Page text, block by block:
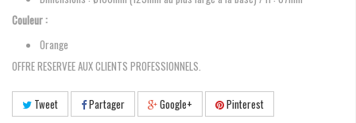
Couleur :
Orange
OFFRE RESERVEE AUX CLIENTS PROFESSIONNELS.
Tweet Partager Google+ Pinterest